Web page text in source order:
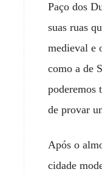
Paço dos
suas ruas
medieval e
como a de
poderemos
de provar
Após o
cidade